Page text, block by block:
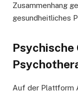
Zusammenhang
gesundheitliches
Psychische
Auf der Plattform